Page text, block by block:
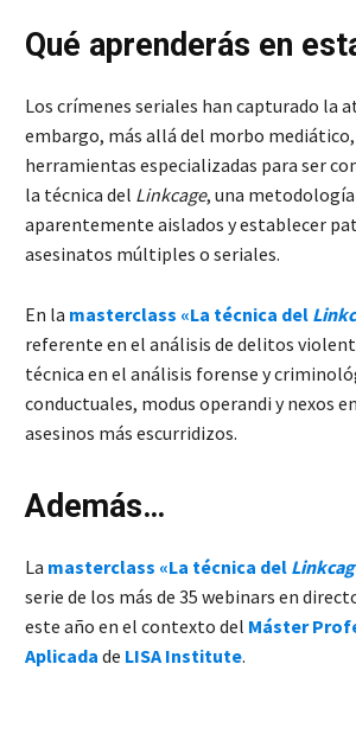
Qué aprenderás en
Los crímenes seriales han capturado la
embargo, más allá del morbo
herramientas especializadas para ser
la técnica del Linkcage, una
aparentemente aislados y establecer
asesinatos múltiples o seriales.
En la masterclass «La técnica del
referente en el análisis de delitos
técnica en el análisis forense y
conductuales, modus operandi y nexos
asesinos más escurridizos.
Además…
La masterclass «La técnica del
serie de los más de 35 webinars en
este año en el contexto del Máster
Aplicada de LISA Institute.